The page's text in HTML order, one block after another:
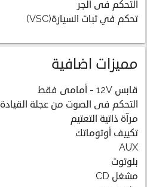
التحكم فى الجر
تحكم في ثبات السيارة(VSC)
مميزات اضافية
قابس 12V - أمامى فقط
التحكم فى الصوت من عجلة القيادة
مرآة ذاتية التعتيم
تكييف أوتوماتك
AUX
بلوتوث
مشغل CD